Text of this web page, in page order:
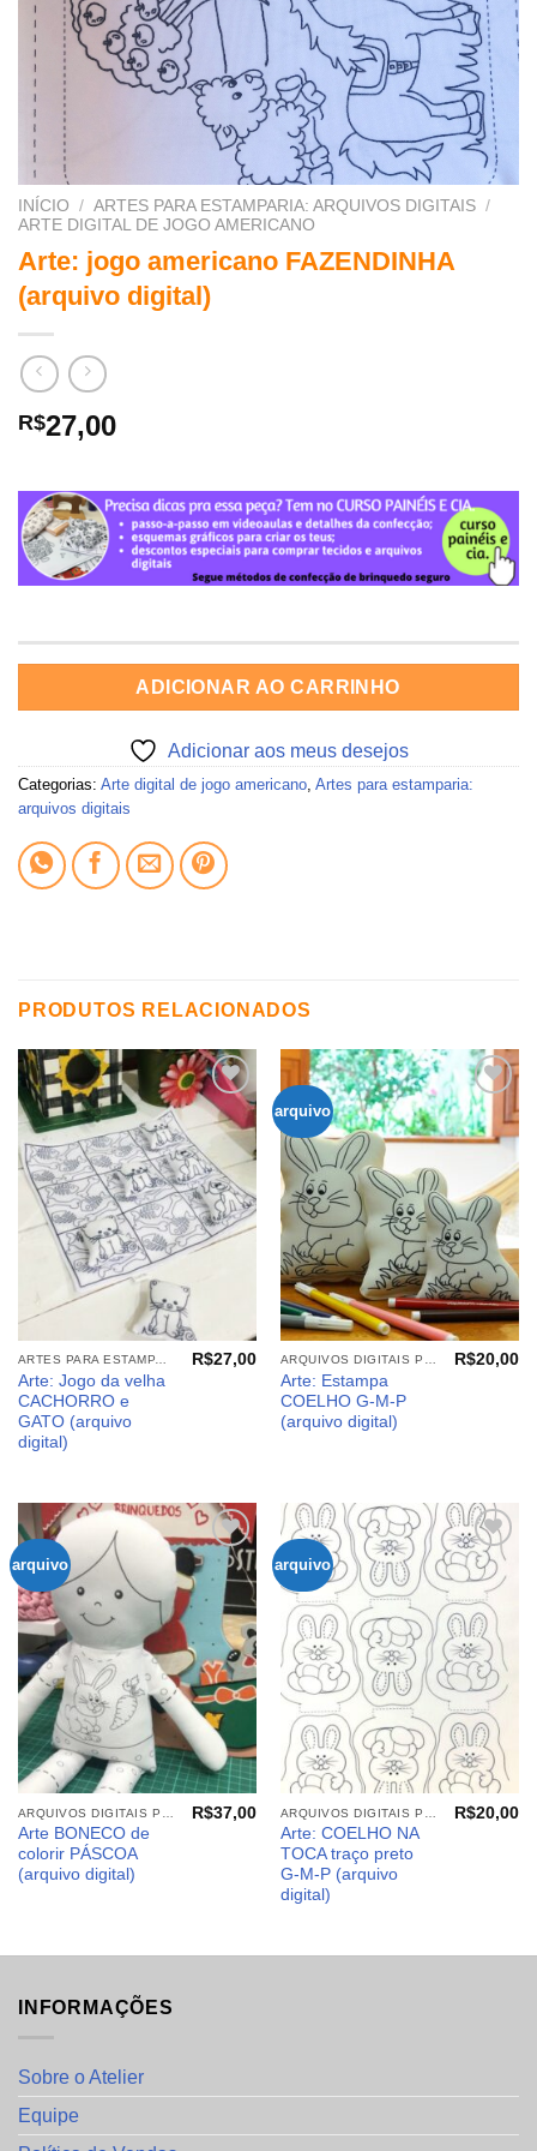
INÍCIO / ARTES PARA ESTAMPARIA: ARQUIVOS DIGITAIS /
ARTE DIGITAL DE JOGO AMERICANO
Arte: jogo americano FAZENDINHA
(arquivo digital)
R$27,00
ADICIONAR AO CARRINHO
Adicionar aos meus desejos
Categorias: Arte digital de jogo americano Artes para estamparia:
arquivos digitais
PRODUTOS RELACIONADOS
Adicionar
aos
meus
desejos
Arte: Jogo da velha
CACHORRO e
GATO (arquivo
digital)
R$27,00
arquivo
Adicionar
aos
meus
Arte: Estampa
COELHO G-M-P
(arquivo digital)
R$20,00
arquivo
Adicionar
aos
meus
desejos
Arte BONECO de
colorir PÁSCOA
(arquivo digital)
R$37,00
arquivo
Adicionar
aos
meus
desejos
Arte: COELHO NA
TOCA traço preto
G-M-P (arquivo
digital)
R$20,00
INFORMAÇÕES
Sobre o Atelier
Equipe